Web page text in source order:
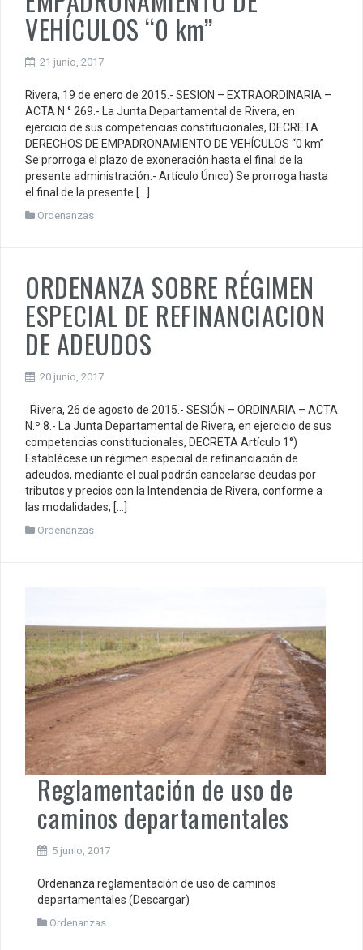
VEHÍCULOS “0 km”
21 junio, 2017
Rivera, 19 de enero de 2015.- SESION – EXTRAORDINARIA –
ACTA N.° 269.- La Junta Departamental de Rivera, en
ejercicio de sus competencias constitucionales, DECRETA
DERECHOS DE EMPADRONAMIENTO DE VEHÍCULOS “0 km”
Se prorroga el plazo de exoneración hasta el final de la
presente administración.- Artículo Único) Se prorroga hasta
el final de la presente […]
Ordenanzas
ORDENANZA SOBRE RÉGIMEN
ESPECIAL DE REFINANCIACION
DE ADEUDOS
20 junio, 2017
Rivera, 26 de agosto de 2015.- SESIÓN – ORDINARIA – ACTA
N.º 8.- La Junta Departamental de Rivera, en ejercicio de sus
competencias constitucionales, DECRETA Artículo 1°)
Establécese un régimen especial de refinanciación de
adeudos, mediante el cual podrán cancelarse deudas por
tributos y precios con la Intendencia de Rivera, conforme a
las modalidades, […]
Ordenanzas
Reglamentación de uso de
caminos departamentales
5 junio, 2017
Ordenanza reglamentación de uso de caminos
departamentales (Descargar)
Ordenanzas